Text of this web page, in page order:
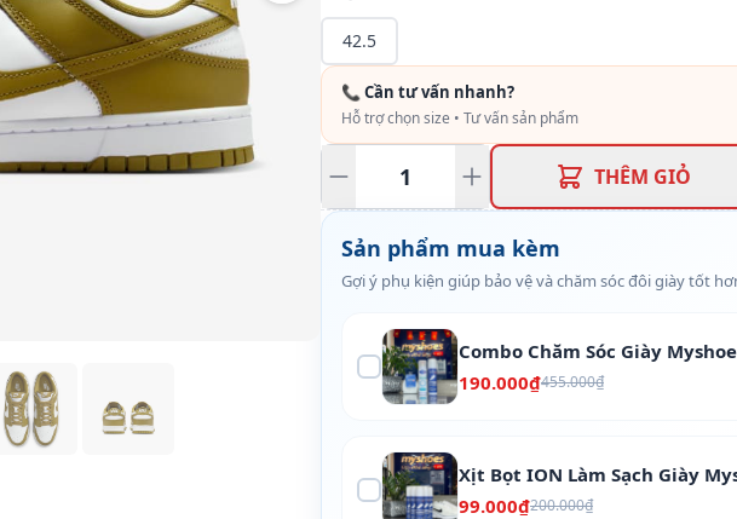
42.5
📞 Cần tư vấn nhanh?
Hỗ trợ chọn size • Tư vấn sản phẩm
THÊM GIỎ
Sản phẩm mua kèm
Gợi ý phụ kiện giúp bảo vệ và chăm sóc đôi giày tốt
Combo Chăm Sóc Giày
190.000₫455.000₫
Xịt Bọt ION Làm Sạch Giày
99.000₫200.000₫